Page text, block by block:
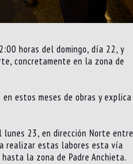
horas del domingo, día 22, y
concretamente en la zona de
estos meses de obras y explica
23, en dirección Norte entre
realizar estas labores esta vía
la zona de Padre Anchieta.